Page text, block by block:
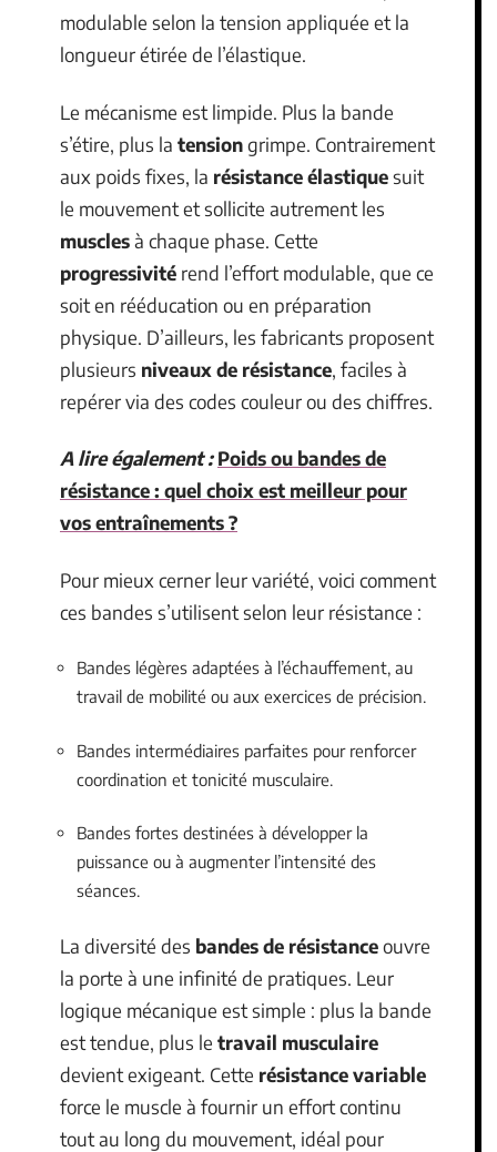
modulable selon la tension appliquée et la
longueur étirée de l’élastique.
Le mécanisme est limpide. Plus la bande
s’étire, plus la tensiongrimpe. Contrairement
aux poids fixes, la résistance élastiquesuit
le mouvement et sollicite autrement les
musclesà chaque phase. Cette
progressivité rend l’effort modulable, que ce
soit en rééducation ou en préparation
physique. D’ailleurs, les fabricants proposent
plusieurs niveaux de résistance, faciles à
repérer via des codes couleur ou des chiffres.
A lire également : Poids ou bandes de
résistance : quel choix est meilleur pour
vos entraînements ?
Pour mieux cerner leur variété, voici comment
ces bandes s’utilisent selon leur résistance :
Bandes légères adaptées à l’échauffement, au
travail de mobilité ou aux exercices de précision.
Bandes intermédiaires parfaites pour renforcer
coordination et tonicité musculaire.
Bandes fortes destinées à développer la
puissance ou à augmenter l’intensité des
séances.
La diversité des bandes de résistanceouvre
la porte à une infinité de pratiques. Leur
logique mécanique est simple : plus la bande
est tendue, plus le travail musculaire
devient exigeant. Cette résistance variable
force le muscle à fournir un effort continu
tout au long du mouvement, idéal pour